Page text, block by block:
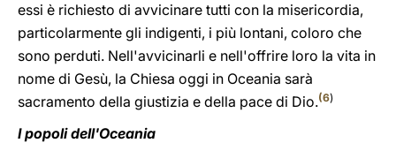
essi è richiesto di avvicinare tutti con la misericordia,
particolarmente gli indigenti, i più lontani, coloro che
sono perduti. Nell'avvicinarli e nell'offrire loro la vita in
nome di Gesù, la Chiesa oggi in Oceania sarà
sacramento della giustizia e della pace di Dio.(6)
I popoli dell'Oceania